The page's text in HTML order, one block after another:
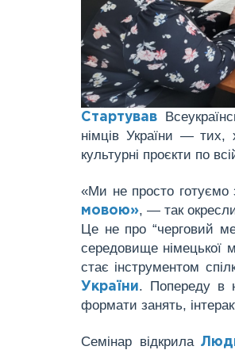
Стартував
німців України —
культурні проєкти по
«Ми не просто готуємо
мовою», — так
Це не про “черговий
середовище німецької
стає інструментом
України. Попереду в
формати занять,
Семінар відкрила